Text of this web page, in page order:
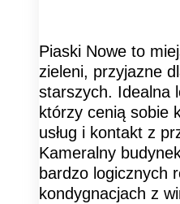
Piaski Nowe to
zieleni, przyjazne
starszych. Idealna
którzy cenią sobie
usług i kontakt z
Kameralny
bardzo logicznych
kondygnacjach z